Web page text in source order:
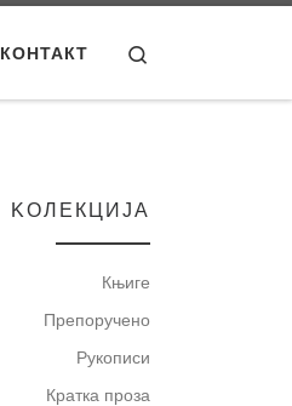
КОНТАКТ
KOЛЕКЦИЈА
Књиге
Препоручено
Рукописи
Кратка проза